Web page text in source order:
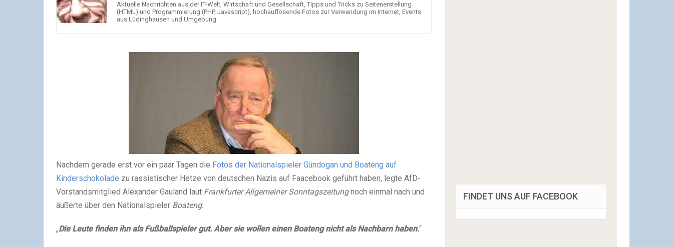
Aktuelle Nachrichten aus der IT-Welt, Wirtschaft und Gesellschaft, Tipps und Tricks zu Seitenerstellung
(HTML) und Programmierung (PHP, Javascript), hochauflösende Fotos zur Verwendung im Internet, Events
aus Lüdinghausen und Umgebung.
Nachdem gerade erst vor ein paar Tagen die Fotos der Nationalspieler Gündogan und Boateng auf
Kinderschokolade zu rassistischer Hetze von deutschen Nazis auf Faacebook geführt haben, legte AfD-
Vorstandsmitglied Alexander Gauland laut Frankfurter Allgemeiner Sonntagszeitungnoch einmal nach und
äußerte über den Nationalspieler Boateng:
„Die Leute finden ihn als Fußballspieler gut. Aber sie wollen einen Boateng nicht als Nachbarn haben.“
FINDET UNS AUF FACEBOOK